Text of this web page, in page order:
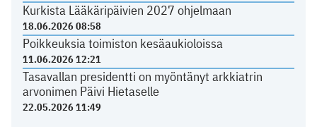
Kurkista Lääkäripäivien 2027 ohjelmaan
18.06.2026 08:58
Poikkeuksia toimiston kesäaukioloissa
11.06.2026 12:21
Tasavallan presidentti on myöntänyt arkkiatrin
arvonimen Päivi Hietaselle
22.05.2026 11:49